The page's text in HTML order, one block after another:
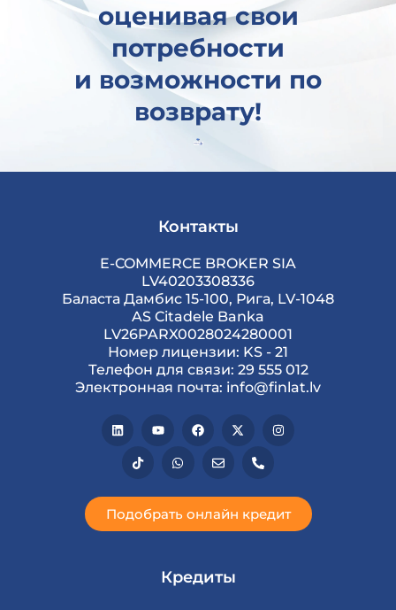
оценивая свои
потребности
и возможности по
возврату!
Контакты
E-COMMERCE BROKER SIA
LV40203308336
Баласта Дамбис 15-100, Рига, LV-1048
AS Citadele Banka
LV26PARX0028024280001
Номер лицензии: KS - 21
Телефон для связи: 29 555 012
Электронная почта: info@finlat.lv
Подобрать онлайн кредит
Кредиты